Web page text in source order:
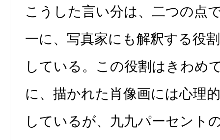
こうした言い分は、二つの点
一に、写真家にも解釈する役
している。この役割はきわめ
に、描かれた肖像画には心理
しているが、九九パーセント